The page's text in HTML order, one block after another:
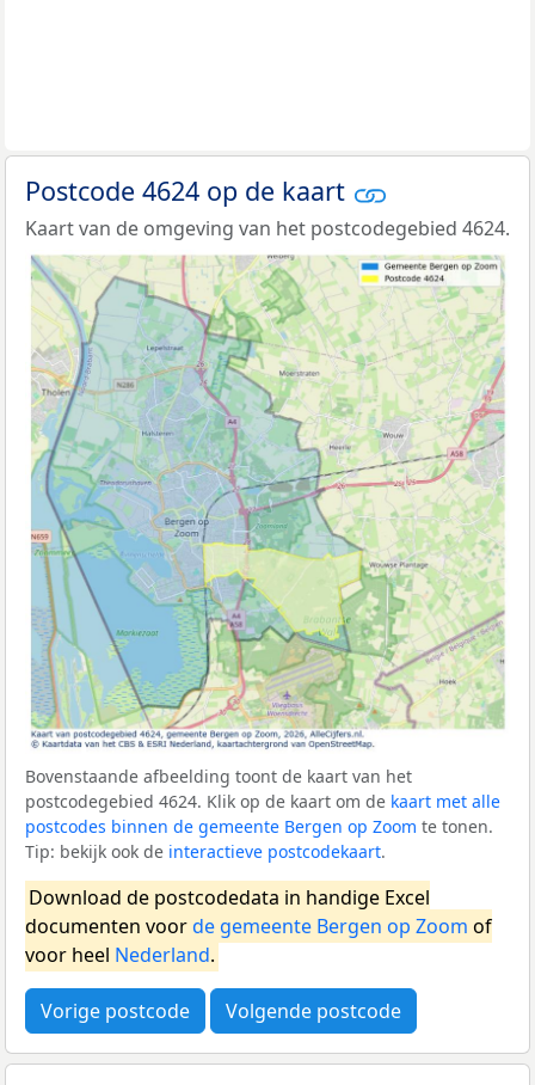
Postcode 4624 op de kaart
Kaart van de omgeving van het postcodegebied 4624.
Bovenstaande afbeelding toont de kaart van het
postcodegebied 4624. Klik op de kaart om de kaart met alle
postcodes binnen de gemeente Bergen op Zoom te tonen.
Tip: bekijk ook de interactieve postcodekaart.
Download de postcodedata in handige Excel
documenten voorde gemeente Bergen op Zoom of
voor heel Nederland.
Vorige postcode Volgende postcode